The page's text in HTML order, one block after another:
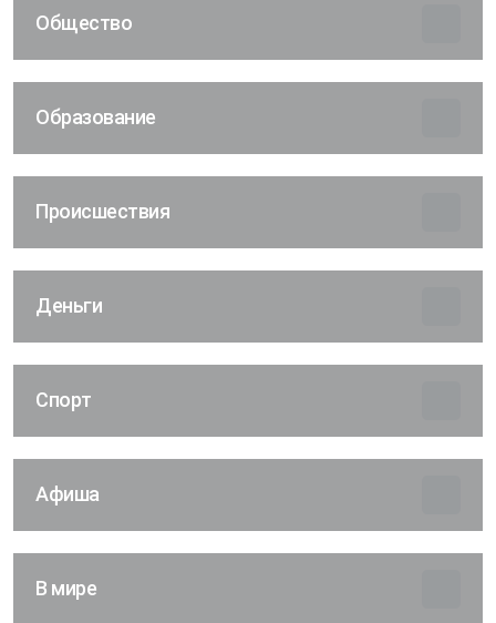
Общество
Образование
Происшествия
Деньги
Спорт
Афиша
В мире